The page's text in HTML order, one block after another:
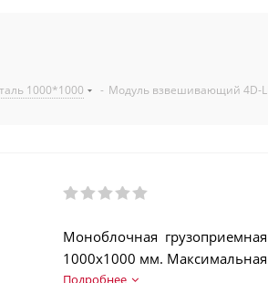
1000*1000 - Модуль взвешивающий 4D-
Моноблочная
1000х1000 мм. Максимальная
Подробнее